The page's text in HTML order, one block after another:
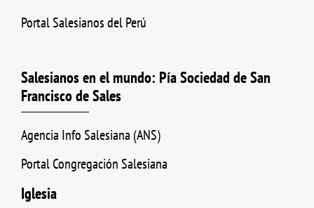
Portal Salesianos del Perú
Salesianos en el mundo: Pía Sociedad de San
Francisco de Sales
Agencia Info Salesiana (ANS)
Portal Congregación Salesiana
Iglesia